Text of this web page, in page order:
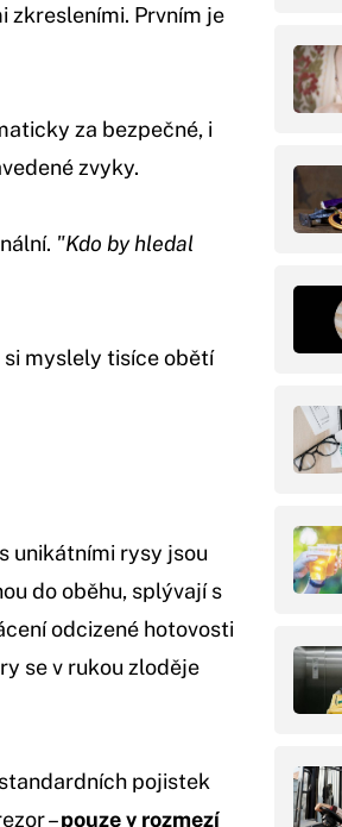
zkresleními. Prvním je
za bezpečné, i
zvyky.
"Kdo by hledal
myslely tisíce obětí
unikátními rysy jsou
do oběhu, splývají s
odcizené hotovosti
se v rukou zloděje
pojistek
–pouze v rozmezí